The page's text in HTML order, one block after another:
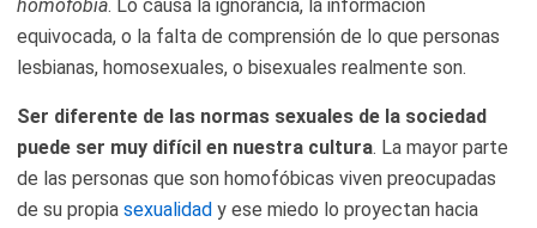
homofobia. Lo causa la ignorancia, la información
equivocada, o la falta de comprensión de lo que personas
lesbianas, homosexuales, o bisexuales realmente son.
Ser diferente de las normas sexuales de la sociedad
puede ser muy difícil en nuestra cultura. La mayor parte
de las personas que son homofóbicas viven preocupadas
de su propia sexualidad y ese miedo lo proyectan hacia